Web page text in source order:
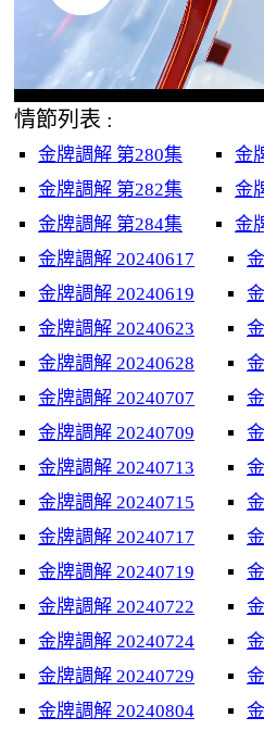
情節列表 :
金牌調解 第280集
金
金牌調解 第282集
金
金牌調解 第284集
金
金牌調解 20240617
金牌調解 20240619
金牌調解 20240623
金牌調解 20240628
金牌調解 20240707
金牌調解 20240709
金牌調解 20240713
金牌調解 20240715
金牌調解 20240717
金牌調解 20240719
金牌調解 20240722
金牌調解 20240724
金牌調解 20240729
金牌調解 20240804